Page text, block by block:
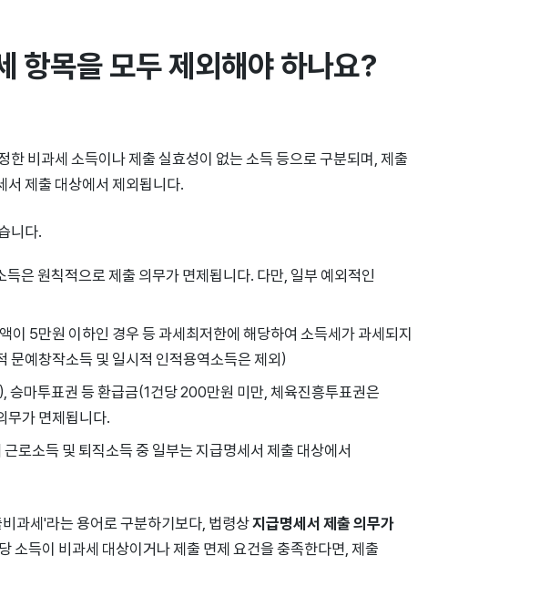
항목을 모두 제외해야 하나요?
비과세 소득이나 제출 실효성이 없는 소득 등으로 구분되며, 제출
제출 대상에서 제외됩니다.
니다.
은 원칙적으로 제출 의무가 면제됩니다. 다만, 일부 예외적인
이 5만원 이하인 경우 등 과세최저한에 해당하여 소득세가 과세되지
문예창작소득 및 일시적 인적용역소득은 제외)
승마투표권 등 환급금(1건당 200만원 미만, 체육진흥투표권은
무가 면제됩니다.
로소득 및 퇴직소득 중 일부는 지급명세서 제출 대상에서
과세'라는 용어로 구분하기보다, 법령상지급명세서 제출 의무가
소득이 비과세 대상이거나 제출 면제 요건을 충족한다면, 제출